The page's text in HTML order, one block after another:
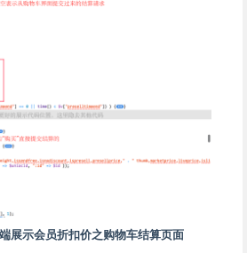
展示会员折扣价之购物车结算页面